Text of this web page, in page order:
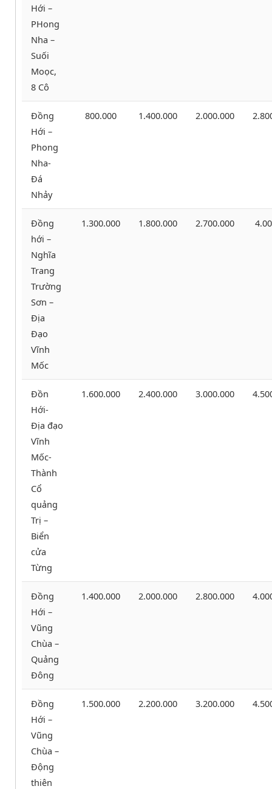
Hới –
PHong
Nha –
Suối
Moọc,
8 Cô
Đồng
Hới –
Phong
Nha-
Đá
Nhảy
800.000 1.400.000 2.000.000
Đồng
hới –
Nghĩa
Trang
Trường
Sơn –
Địa
Đạo
Vĩnh
Mốc
1.300.000 1.800.000 2.700.000
Đồn
Hới-
Địa đạo
Vĩnh
Mốc-
Thành
Cổ
quảng
Trị –
Biển
cửa
Từng
1.600.000 2.400.000 3.000.000
Đồng
Hới –
Vũng
Chùa –
Quảng
Đông
1.400.000 2.000.000 2.800.000
Đồng
Hới –
Vũng
Chùa –
Động
thiên
1.500.000 2.200.000 3.200.000